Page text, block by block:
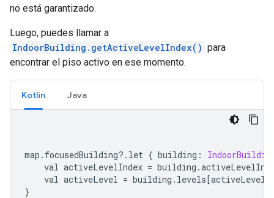
no está garantizado.
Luego, puedes llamar a
IndoorBuilding.getActiveLevelIndex() para
encontrar el piso activo en ese momento.
Kotlin Java
map . focusedBuilding?. let { building :
val activeLevelIndex = building .
val activeLevel = building . levels[
}